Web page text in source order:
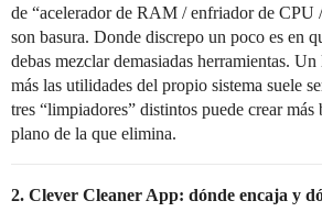
de “acelerador de RAM / enfriador de
son basura. Donde discrepo un poco es en
debas mezclar demasiadas herramientas.
más las utilidades del propio sistema suele
tres “limpiadores” distintos puede crear más
plano de la que elimina.
2. Clever Cleaner App: dónde encaja y